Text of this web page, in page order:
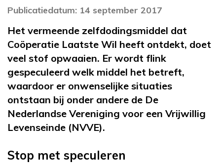
Publicatiedatum: 14 september 2017
Het vermeende zelfdodingsmiddel dat
Coöperatie Laatste Wil heeft ontdekt, doet
veel stof opwaaien. Er wordt flink
gespeculeerd welk middel het betreft,
waardoor er onwenselijke situaties
ontstaan bij onder andere de De
Nederlandse Vereniging voor een Vrijwillig
Levenseinde (NVVE).
Stop met speculeren